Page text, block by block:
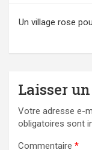
Un village rose
Laisser
Votre adresse e-
obligatoires sont
Commentaire *